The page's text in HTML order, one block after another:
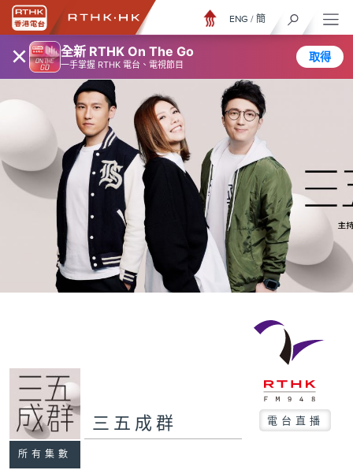
× 全新 RTHK On The Go
一手掌握 RTHK 電台、電視節目
取得
ENG / 簡
所有集數
三五成群 電台直播